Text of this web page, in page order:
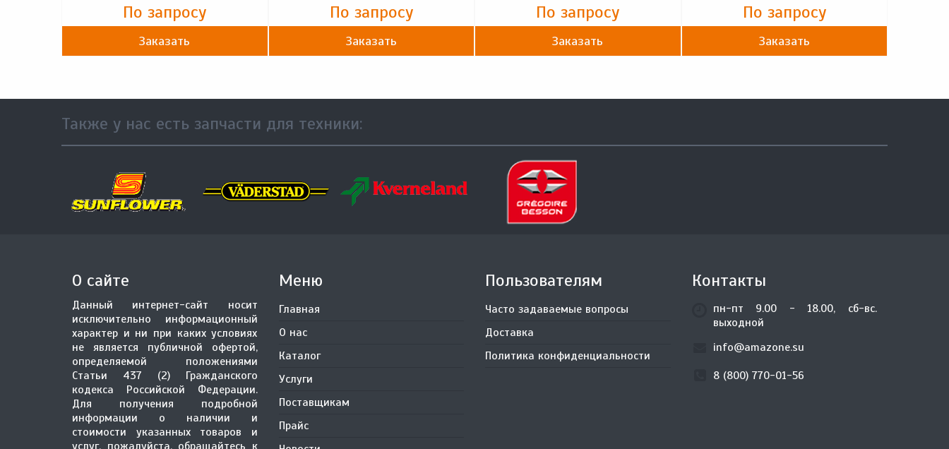
По запросу
Заказать
По запросу
Заказать
По запросу
Заказать
По запросу
Заказать
Также у нас есть запчасти для техники:
О сайте
Данный интернет-сайт носит
исключительно информационный
характер и ни при каких условиях
не является публичной офертой,
определяемой положениями
Статьи 437 (2) Гражданского
кодекса Российской Федерации.
Для получения подробной
информации о наличии и
стоимости указанных товаров и
услуг, пожалуйста, обращайтесь к
Меню
Главная
О нас
Каталог
Услуги
Поставщикам
Прайс
Пользователям
Часто задаваемые вопросы
Доставка
Политика конфиденциальности
Контакты
пн-пт 9.00 - 18.00, сб-вс.
выходной
info@amazone.su
8 (800) 770-01-56